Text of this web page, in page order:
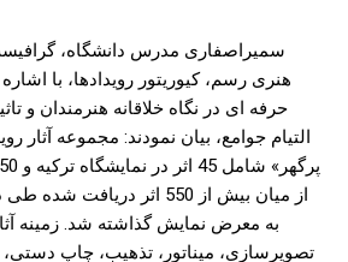
سمیراصفاری مدرس دانشگاه،
هنری رسم، کیوریتور رویدادها، با
حرفه ای در نگاه خلاقانه هنرمندان و
التیام جوامع، بیان نمودند: مجموعه آثار
از میان بیش از 550 اثر
به معرض نمایش گذاشته شد. زمینه
تصویرسازی، میناتور، تذهیب، چاپ